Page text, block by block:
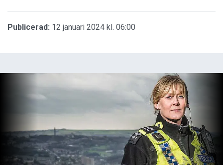
Publicerad: 12 januari 2024 kl. 06:00